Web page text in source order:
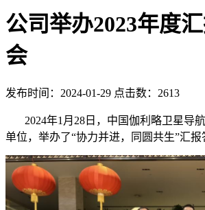
公司举办2023年度
会
发布时间：2024-01-29 点击数：2613
2024年1月28日，中国伽利略卫星导
单位，举办了“协力并进，同圆共生”汇报